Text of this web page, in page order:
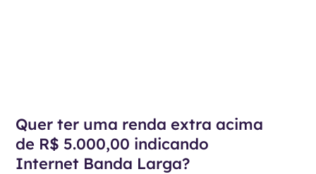
Quer ter uma renda extra acima
de R$ 5.000,00 indicando
Internet Banda Larga?